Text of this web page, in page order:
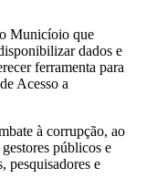
Municíoio que
dados e
ferramenta para
Acesso a
à corrupção, ao
públicos e
pesquisadores e